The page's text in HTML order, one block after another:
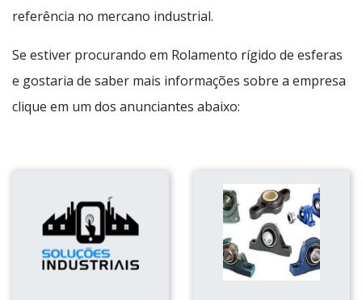
referência no mercano industrial.
Se estiver procurando em Rolamento rígido de esferas
e gostaria de saber mais informações sobre a empresa
clique em um dos anunciantes abaixo: